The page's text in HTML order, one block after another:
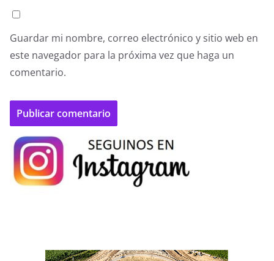
Guardar mi nombre, correo electrónico y sitio web en
este navegador para la próxima vez que haga un
comentario.